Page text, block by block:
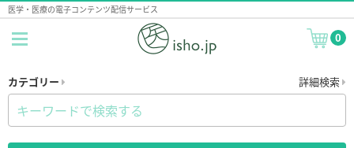
医学・医療の電子コンテンツ配信サービス
0
カテゴリー 詳細検索